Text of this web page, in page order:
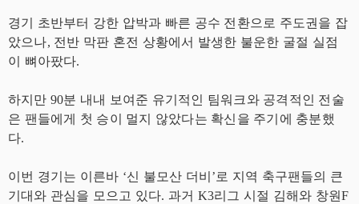
경기 초반부터 강한 압박과 빠른 공수 전환으로 주도권을 잡
았으나, 전반 막판 혼전 상황에서 발생한 불운한 굴절 실점
이 뼈아팠다.
하지만 90분 내내 보여준 유기적인 팀워크와 공격적인 전술
은 팬들에게 첫 승이 멀지 않았다는 확신을 주기에 충분했
다.
이번 경기는 이른바 ‘신 불모산 더비’로 지역 축구팬들의 큰
기대와 관심을 모으고 있다. 과거 K3리그 시절 김해와 창원F